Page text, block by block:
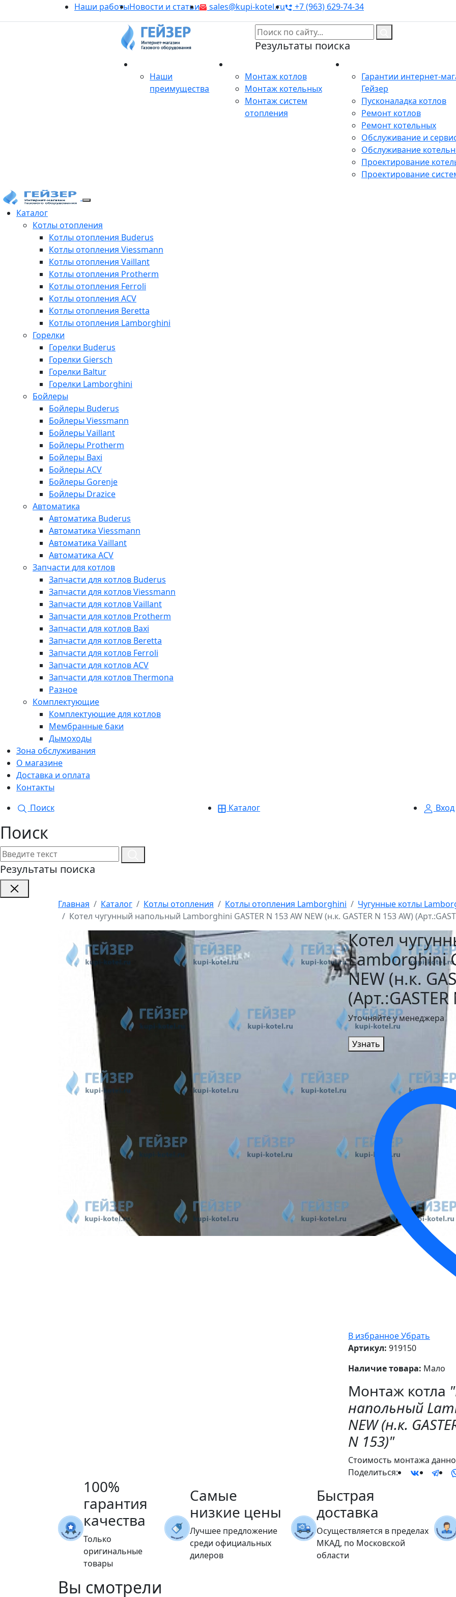
Наши работыНовости и статьи sales@kupi-kotel.ru +7 (963) 629-74-34
Результаты поиска
Наши
преимущества
Монтаж котлов
Монтаж котельных
Монтаж систем
отопления
Гарантии интернет-
Гейзер
Пусконаладка котлов
Ремонт котлов
Ремонт котельных
Обслуживание и
Обслуживание
Проектирование
Проектирование
Каталог
Котлы отопления
Котлы отопления Buderus
Котлы отопления Viessmann
Котлы отопления Vaillant
Котлы отопления Protherm
Котлы отопления Ferroli
Котлы отопления ACV
Котлы отопления Beretta
Котлы отопления Lamborghini
Горелки
Горелки Buderus
Горелки Giersch
Горелки Baltur
Горелки Lamborghini
Бойлеры
Бойлеры Buderus
Бойлеры Viessmann
Бойлеры Vaillant
Бойлеры Protherm
Бойлеры Baxi
Бойлеры ACV
Бойлеры Gorenje
Бойлеры Drazice
Автоматика
Автоматика Buderus
Автоматика Viessmann
Автоматика Vaillant
Автоматика ACV
Запчасти для котлов
Запчасти для котлов Buderus
Запчасти для котлов Viessmann
Запчасти для котлов Vaillant
Запчасти для котлов Protherm
Запчасти для котлов Baxi
Запчасти для котлов Beretta
Запчасти для котлов Ferroli
Запчасти для котлов ACV
Запчасти для котлов Thermona
Разное
Комплектующие
Комплектующие для котлов
Мембранные баки
Дымоходы
Зона обслуживания
О магазине
Доставка и оплата
Контакты
Поиск
Каталог Вход
Поиск
Результаты поиска
Главная Каталог Котлы отопления Котлы отопления Lamborghini
Чугунные котлы
Котел чугунный напольный Lamborghini GASTER N 153 AW NEW (н.к. GASTER N 153 AW)
Котел
Lamborghini
NEW (н.к.
Уточняйте у менеджера
Узнать
В избранноеУбрать
Артикул: 919150
Наличие товара: Мало
Монтаж котла
напольный
NEW (н.к.
N 153)"
Стоимость монтажа
Поделиться:
100%
гарантия
качества
Только
оригинальные
товары
Самые
низкие цены
Лучшее предложение
среди официальных
дилеров
Быстрая
доставка
Осуществляется в пределах
МКАД, по Московской
области
Вы смотрели